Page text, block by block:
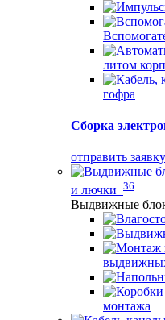
литом
гофра
Сборка
отправить заявку
и лючки 36
Выдвижные
монтажа